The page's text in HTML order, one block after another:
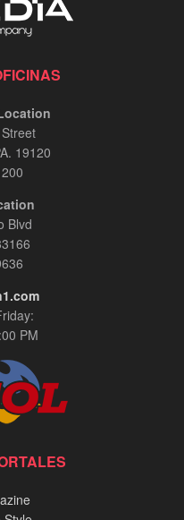
19120
Blvd
PM